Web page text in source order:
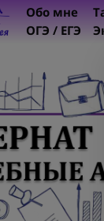
Обо мне
ОГЭ / ЕГЭ